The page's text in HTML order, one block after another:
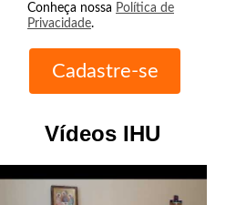
Conheça nossa Política de
Privacidade.
Vídeos IHU